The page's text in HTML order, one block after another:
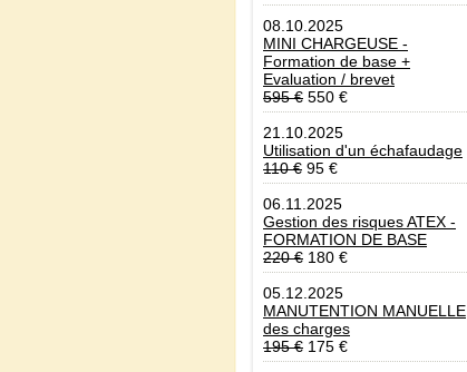
08.10.2025
MINI CHARGEUSE -
Formation de base +
Evaluation / brevet
595 € 550 €
21.10.2025
Utilisation d'un échafaudage
110 € 95 €
06.11.2025
Gestion des risques ATEX -
FORMATION DE BASE
220 € 180 €
05.12.2025
MANUTENTION MANUELLE
des charges
195 € 175 €